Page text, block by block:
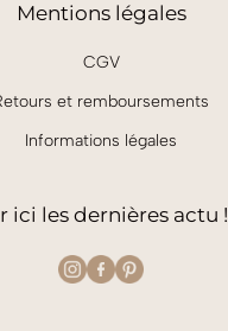
Mentions légales
CGV
et remboursements
Informations légales
ici les dernières actu !